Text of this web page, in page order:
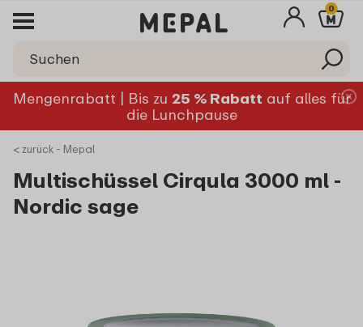
0
Mengenrabatt | Bis zu 25 % Rabatt auf alles für
die Lunchpause
< zurück - Mepal
Multischüssel Cirqula 3000 ml -
Nordic sage